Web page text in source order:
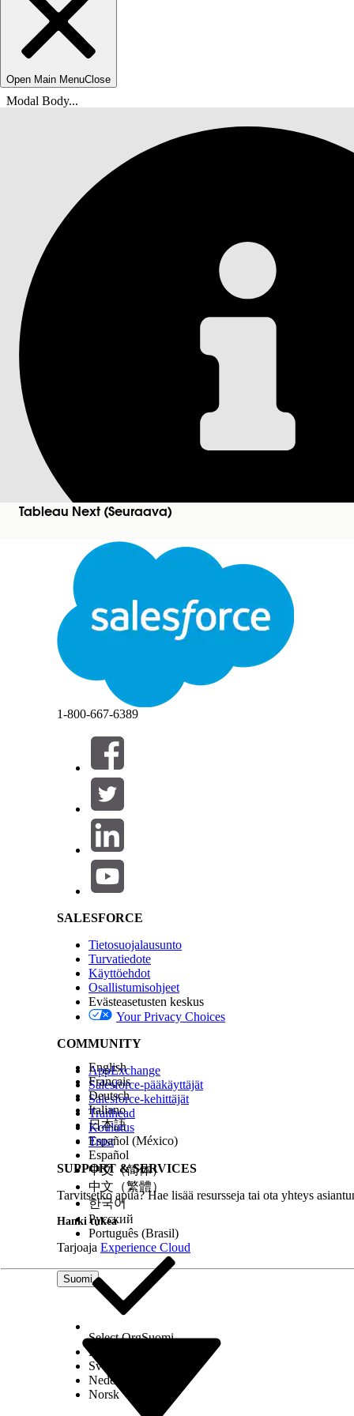
Open Main MenuClose
Modal Body...
Tämä teksti on käännetty Salesforcen konekäännösjärjestelmän avulla. Katso lisätietoja
Tableau Next (Seuraava)
Poista kaikki erädatan transformaatiot, joita et
RATKAISIKO TÄMÄ ARTIKKELI ONGELMASI?
Anna palautetta, jotta voimme kehittyä!
1-800-667-6389
SALESFORCE
Tietosuojalausunto
Turvatiedote
Käyttöehdot
Osallistumisohjeet
Evästeasetusten keskus
Your Privacy Choices
COMMUNITY
AppExchange
Salesforce-pääkäyttäjät
Salesforce-kehittäjät
Trailhead
Koulutus
Trust
SUPPORT & SERVICES
Tarvitsetko apua? Hae lisää resursseja tai ota yhteys
Hanki tukea
Tarjoaja Experience Cloud
Suomi
English
Français
Deutsch
Italiano
日本語
Español (México)
Español
中文（简体）
中文（繁體）
한국어
Русский
Português (Brasil)
Select OrgSuomi
Dansk
Svenska
Nederlands
Norsk
Salesforce Help | Article